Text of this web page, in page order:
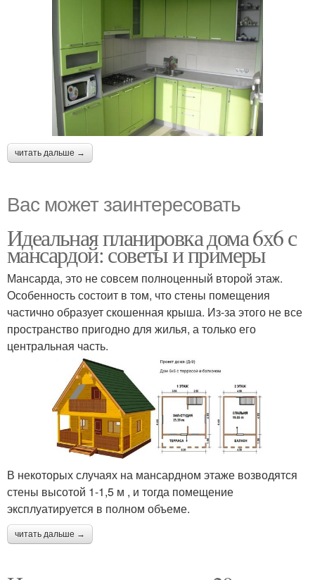
читать дальше →
Вас может заинтересовать
Идеальная планировка дома 6х6 с
мансардой: советы и примеры
Мансарда, это не совсем полноценный второй этаж.
Особенность состоит в том, что стены помещения
частично образует скошенная крыша. Из-за этого не все
пространство пригодно для жилья, а только его
центральная часть.
В некоторых случаях на мансардном этаже возводятся
стены высотой 1-1,5 м , и тогда помещение
эксплуатируется в полном объеме.
читать дальше →